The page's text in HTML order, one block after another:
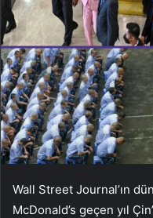
Wall Street Journal’ın
McDonald’s geçen yıl